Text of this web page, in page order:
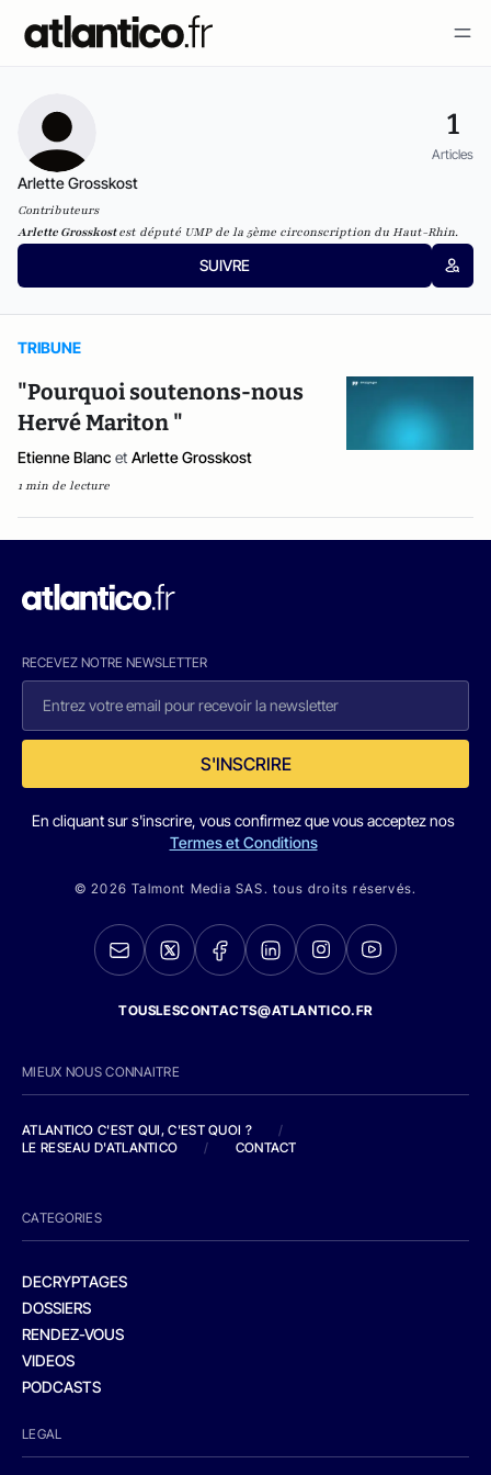
1
Articles
Arlette Grosskost
Contributeurs
Arlette Grosskostest député UMP de la 5ème circonscription du Haut-Rhin.
SUIVRE
TRIBUNE
"Pourquoi soutenons-nous
Hervé Mariton "
Etienne Blanc et Arlette Grosskost
1 min de lecture
RECEVEZ NOTRE NEWSLETTER
S'INSCRIRE
En cliquant sur s'inscrire, vous confirmez que vous acceptez nos
Termes et Conditions
© 2026 Talmont Media SAS. tous droits réservés.
TOUSLESCONTACTS@ATLANTICO.FR
MIEUX NOUS CONNAITRE
ATLANTICO C'EST QUI, C'EST QUOI ?
/
LE RESEAU D'ATLANTICO
/ CONTACT
CATEGORIES
DECRYPTAGES
DOSSIERS
RENDEZ-VOUS
VIDEOS
PODCASTS
LEGAL